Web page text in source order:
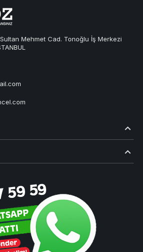
Mehmet Cad. Tonoğlu İş Merkezi